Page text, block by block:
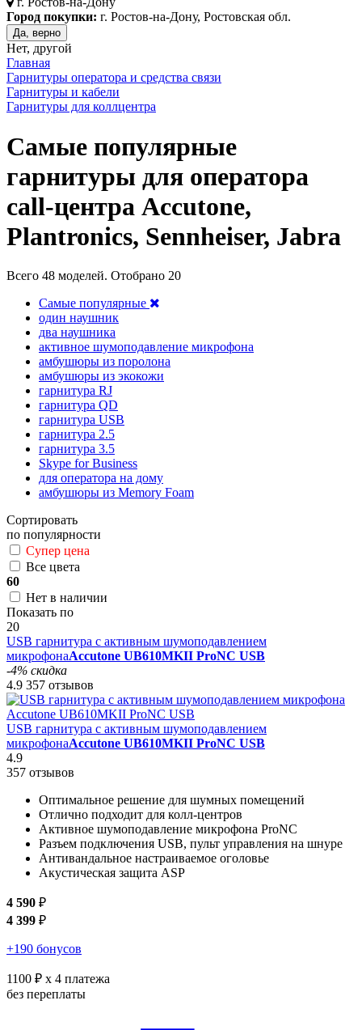
Город покупки: г. Ростов-на-Дону, Ростовская обл.
Да, верно
Нет, другой
Главная
Гарнитуры оператора и средства связи
Гарнитуры и кабели
Гарнитуры для коллцентра
Самые популярные
гарнитуры для оператора
call-центра Accutone,
Plantronics, Sennheiser, Jabra
Всего 48 моделей. Отобрано 20
Самые популярные
один наушник
два наушника
активное шумоподавление микрофона
амбушюры из поролона
амбушюры из экокожи
гарнитура RJ
гарнитура QD
гарнитура USB
гарнитура 2.5
гарнитура 3.5
Skype for Business
для оператора на дому
амбушюры из Memory Foam
Сортировать
по популярности
Супер цена
Все цвета
60
Нет в наличии
Показать по
20
USB гарнитура с активным шумоподавлением
микрофонаAccutone UB610MKII ProNC USB
-4% скидка
4.9 357 отзывов
USB гарнитура с активным шумоподавлением
микрофонаAccutone UB610MKII ProNC USB
4.9
357 отзывов
Оптимальное решение для шумных помещений
Отлично подходит для колл-центров
Активное шумоподавление микрофона ProNC
Разъем подключения USB, пульт управления на шнуре
Антивандальное настраиваемое оголовье
Акустическая защита ASP
4 590 ₽
4 399 ₽
+190 бонусов
1100 ₽ x 4 платежа
без переплаты